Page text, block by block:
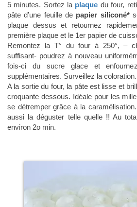
5 minutes. Sortez la plaque du four,
pâte d’une feuille de papier siliconé*
plaque dessus et retournez
première plaque et le 1er papier de
Remontez la T° du four à 250°, –
suffisant- poudrez à nouveau
fois-ci du sucre glace et
supplémentaires. Surveillez la coloration.
A la sortie du four, la pâte est lisse et
croquante dessous. Idéale pour les
se détremper grâce à la
aussi la déguster telle quelle !! Au
environ 2o min.